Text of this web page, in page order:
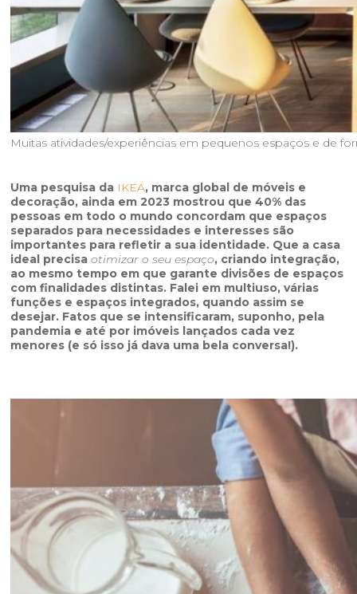
Muitas atividades/experiências em pequenos espaços e de
Uma pesquisa da IKEA, marca global de móveis e
decoração, ainda em 2023 mostrou que 40% das
pessoas em todo o mundo concordam que espaços
separados para necessidades e interesses são
importantes para refletir a sua identidade. Que a casa
ideal precisaotimizar o seu espaço, criando integração,
ao mesmo tempo em que garante divisões de espaços
com finalidades distintas. Falei em multiuso, várias
funções e espaços integrados, quando assim se
desejar. Fatos que se intensificaram, suponho, pela
pandemia e até por imóveis lançados cada vez
menores (e só isso já dava uma bela conversa!).